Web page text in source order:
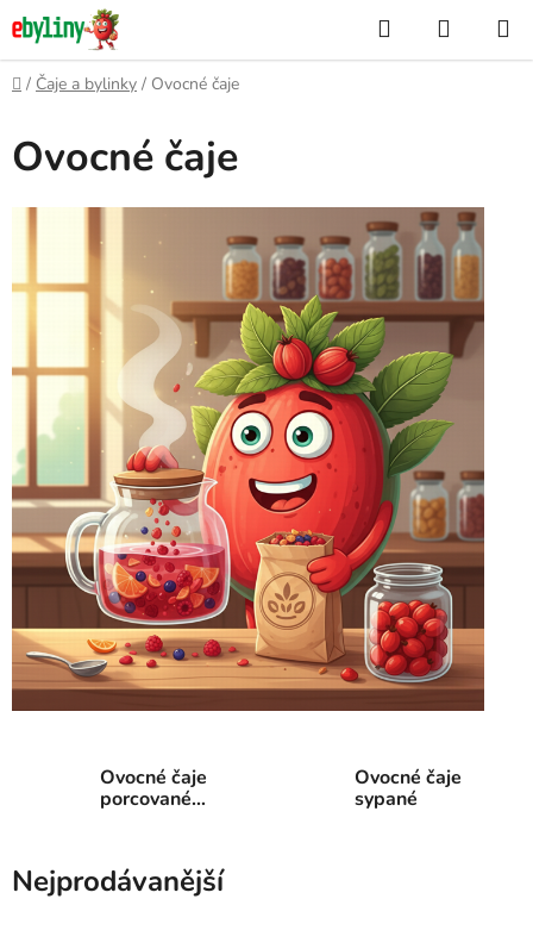
Přejít
na
obsah
Hledat
KOŠÍK
Domů
/ Čaje a bylinky / Ovocné čaje
Ovocné čaje
Ovocné čaje
porcované
Ovocné čaje
sypané
Nejprodávanější